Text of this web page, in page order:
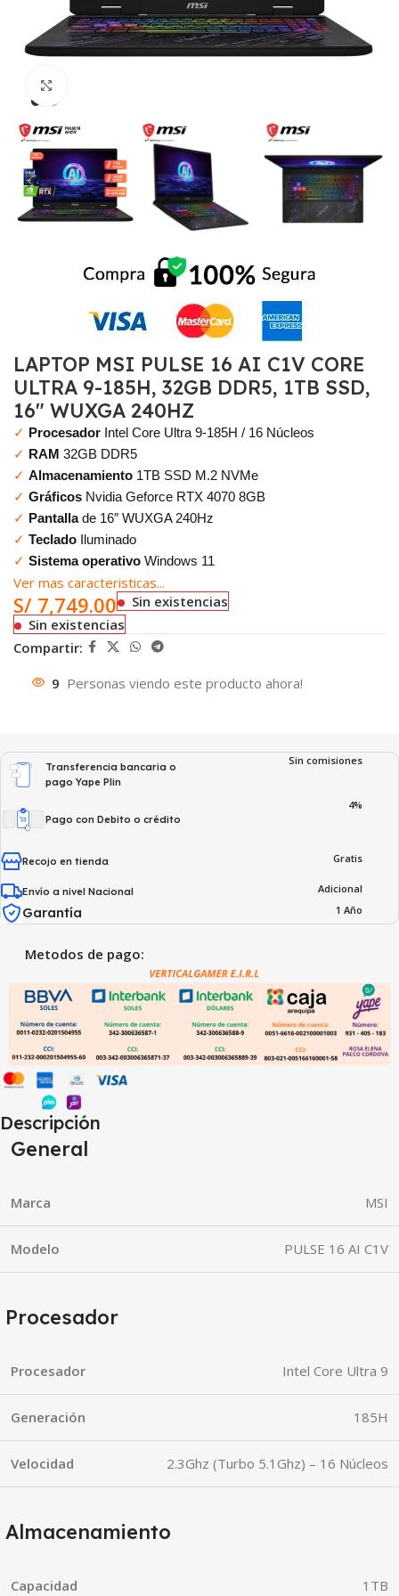
LAPTOP MSI PULSE 16 AI C1V CORE
ULTRA 9-185H, 32GB DDR5, 1TB SSD,
16″ WUXGA 240HZ
✓ Procesador Intel Core Ultra 9-185H / 16 Núcleos
✓ RAM 32GB DDR5
✓ Almacenamiento 1TB SSD M.2 NVMe
✓ Gráficos Nvidia Geforce RTX 4070 8GB
✓ Pantallade 16″ WUXGA 240Hz
✓ Teclado Iluminado
✓ Sistema operativo Windows 11
Ver mas caracteristicas...
S/ 7,749.00
Sin existencias
Sin existencias
Compartir:
9 Personas viendo este producto ahora!
Transferencia bancaria o
pago Yape Plin
Sin comisiones
Pago con Debito o crédito
4%
Recojo en tienda Gratis
Envío a nivel Nacional Adicional
Garantía 1 Año
Metodos de pago:
Descripción
General
Marca MSI
Modelo PULSE 16 AI C1V
Procesador
Procesador Intel Core Ultra 9
Generación 185H
Velocidad 2.3Ghz (Turbo 5.1Ghz) – 16 Núcleos
Almacenamiento
Capacidad 1TB